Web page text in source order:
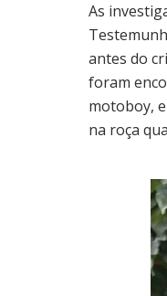
As
antes do
foram
motoboy,
na roça